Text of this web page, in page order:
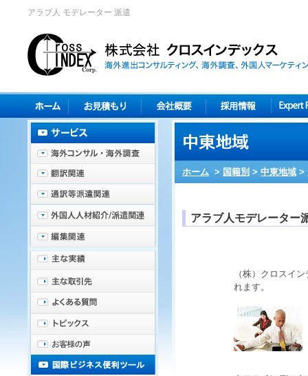
アラブ人 モデレーター 派遣
ホーム > 国籍別 > 中東地域 >
アラブ人モデレーター
（株）クロスイ
れます。